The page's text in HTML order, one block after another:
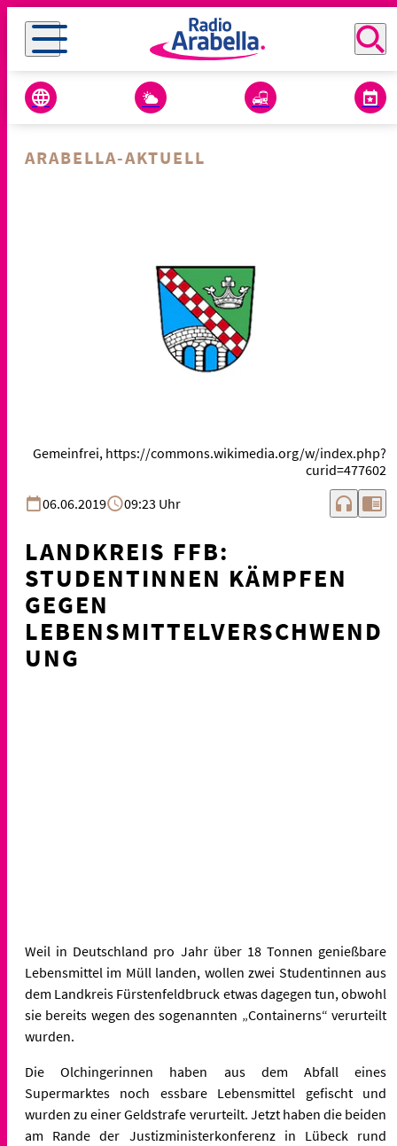
ARABELLA-AKTUELL
Gemeinfrei, https://commons.wikimedia.org/w/index.php?
curid=477602
06.06.2019
09:23 Uhr headphones chrome_reader_mode
LANDKREIS FFB:
STUDENTINNEN KÄMPFEN
GEGEN
LEBENSMITTELVERSCHWEND
UNG
Weil in Deutschland pro Jahr über 18 Tonnen genießbare
Lebensmittel im Müll landen, wollen zwei Studentinnen aus
dem Landkreis Fürstenfeldbruck etwas dagegen tun, obwohl
sie bereits wegen des sogenannten „Containerns“ verurteilt
wurden.
Die Olchingerinnen haben aus dem Abfall eines
Supermarktes noch essbare Lebensmittel gefischt und
wurden zu einer Geldstrafe verurteilt. Jetzt haben die beiden
am Rande der Justizministerkonferenz in Lübeck rund